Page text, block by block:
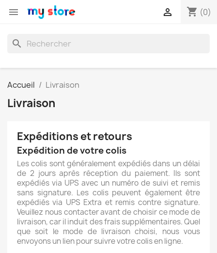
 shopping_cart (0)

search
Accueil Livraison
Livraison
Expéditions et retours
Expédition de votre colis
Les colis sont généralement expédiés dans un délai
de 2 jours après réception du paiement. Ils sont
expédiés via UPS avec un numéro de suivi et remis
sans signature. Les colis peuvent également être
expédiés via UPS Extra et remis contre signature.
Veuillez nous contacter avant de choisir ce mode de
livraison, car il induit des frais supplémentaires. Quel
que soit le mode de livraison choisi, nous vous
envoyons un lien pour suivre votre colis en ligne.